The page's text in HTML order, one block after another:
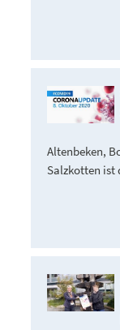
Altenbeken,
Salzkotten ist